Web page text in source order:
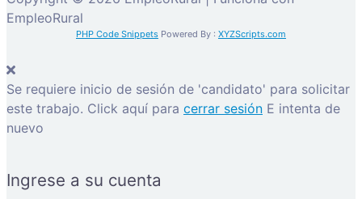
EmpleoRural
PHP Code Snippets Powered By : XYZScripts.com
Se requiere inicio de sesión de 'candidato' para solicitar
este trabajo. Click aquí para cerrar sesión E intenta de
nuevo
Ingrese a su cuenta